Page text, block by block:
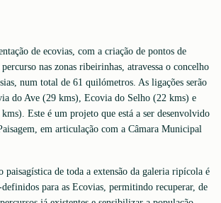
de ecovias, com a criação de pontos de
nas zonas ribeirinhas, atravessa o concelho
num total de 61 quilómetros. As ligações serão
do Ave (29 kms), Ecovia do Selho (22 kms) e
Este é um projeto que está a ser desenvolvido
em articulação com a Câmara Municipal
paisagística de toda a extensão da galeria ripícola é
para as Ecovias, permitindo recuperar, de